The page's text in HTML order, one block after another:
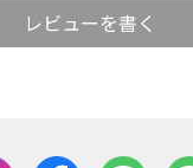
レビューを書く